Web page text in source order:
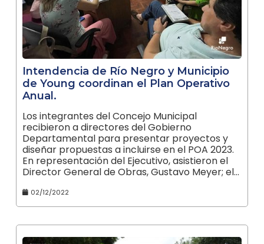
Intendencia de Río Negro y Municipio
de Young coordinan el Plan Operativo
Anual.
Los integrantes del Concejo Municipal
recibieron a directores del Gobierno
Departamental para presentar proyectos y
diseñar propuestas a incluirse en el POA 2023.
En representación del Ejecutivo, asistieron el
Director General de Obras, Gustavo Meyer; el…
02/12/2022